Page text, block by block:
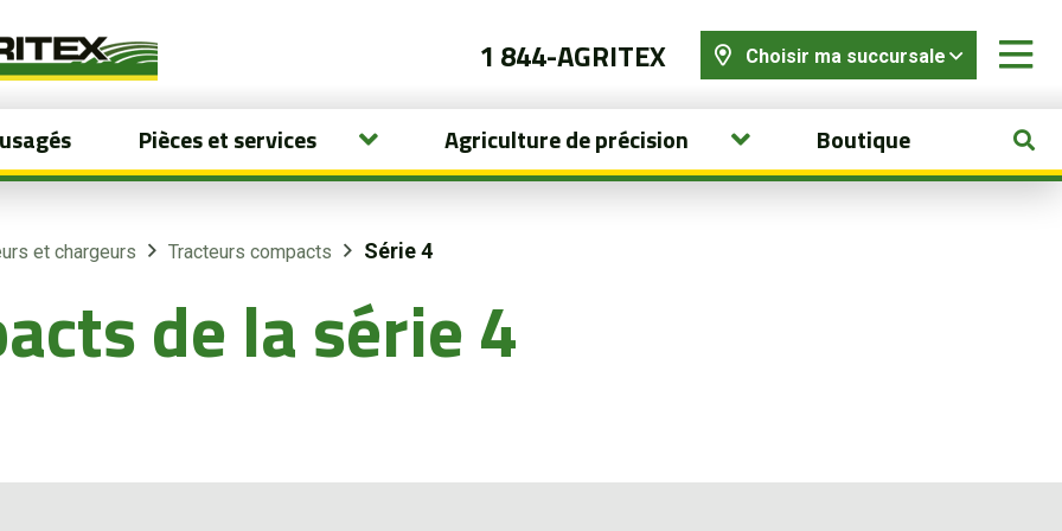
1 844-AGRITEX Choisir ma succursale
Pièces et services Agriculture de précision Boutique
et chargeurs Tracteurs compacts Série 4
de la série 4